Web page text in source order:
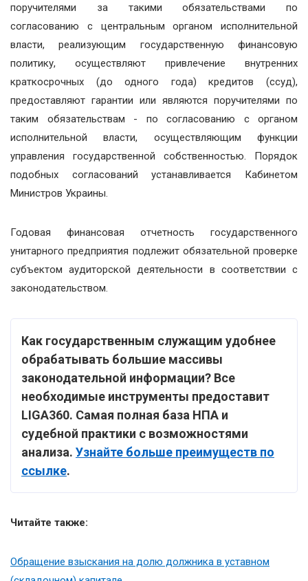
поручителями за такими обязательствами по
согласованию с центральным органом исполнительной
власти, реализующим государственную финансовую
политику, осуществляют привлечение внутренних
краткосрочных (до одного года) кредитов (ссуд),
предоставляют гарантии или являются поручителями по
таким обязательствам - по согласованию с органом
исполнительной власти, осуществляющим функции
управления государственной собственностью. Порядок
подобных согласований устанавливается Кабинетом
Министров Украины.
Годовая финансовая отчетность государственного
унитарного предприятия подлежит обязательной проверке
субъектом аудиторской деятельности в соответствии с
законодательством.
Как государственным служащим удобнее
обрабатывать большие массивы
законодательной информации? Все
необходимые инструменты предоставит
LIGA360. Самая полная база НПА и
судебной практики с возможностями
анализа. Узнайте больше преимуществ по
ссылке.
Читайте также:
Обращение взыскания на долю должника в уставном